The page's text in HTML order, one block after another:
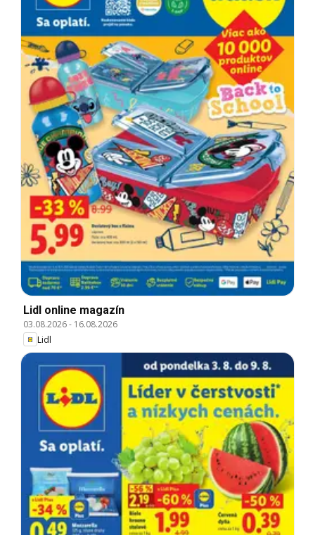
Lidl online magazín
03.08.2026- 16.08.2026
Lidl